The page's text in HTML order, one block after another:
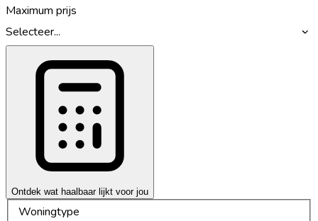
Maximum prijs
Selecteer...
Ontdek wat haalbaar lijkt voor jou
Woningtype